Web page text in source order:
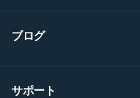
ブログ
サポート